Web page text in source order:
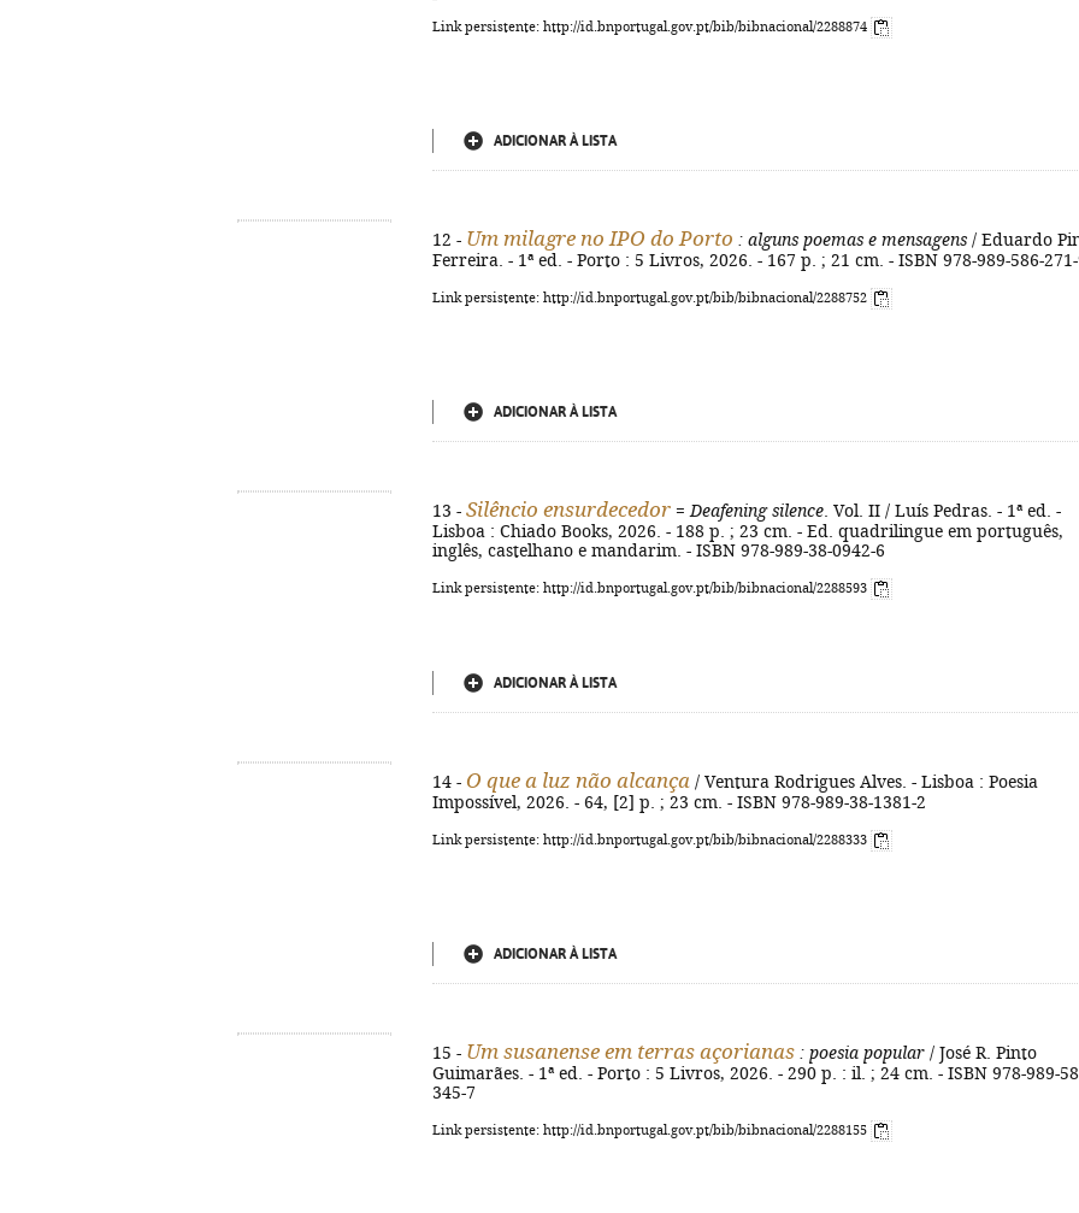
Link persistente: http://id.bnportugal.gov.pt/bib/bibnacional/2288874
ADICIONAR À LISTA
12 - Um milagre no IPO do Porto : alguns poemas e mensagens / Eduardo
Ferreira. - 1ª ed. - Porto : 5 Livros, 2026. - 167 p. ; 21 cm. - ISBN 978-989-586-
Link persistente: http://id.bnportugal.gov.pt/bib/bibnacional/2288752
ADICIONAR À LISTA
13 - Silêncio ensurdecedor = Deafening silence . Vol. II / Luís Pedras. - 1ª ed. -
Lisboa : Chiado Books, 2026. - 188 p. ; 23 cm. - Ed. quadrilingue em português,
inglês, castelhano e mandarim. - ISBN 978-989-38-0942-6
Link persistente: http://id.bnportugal.gov.pt/bib/bibnacional/2288593
ADICIONAR À LISTA
14 - O que a luz não alcança / Ventura Rodrigues Alves. - Lisboa : Poesia
Impossível, 2026. - 64, [2] p. ; 23 cm. - ISBN 978-989-38-1381-2
Link persistente: http://id.bnportugal.gov.pt/bib/bibnacional/2288333
ADICIONAR À LISTA
15 - Um susanense em terras açorianas : poesia popular / José R. Pinto
Guimarães. - 1ª ed. - Porto : 5 Livros, 2026. - 290 p. : il. ; 24 cm. - ISBN 978-989-
345-7
Link persistente: http://id.bnportugal.gov.pt/bib/bibnacional/2288155